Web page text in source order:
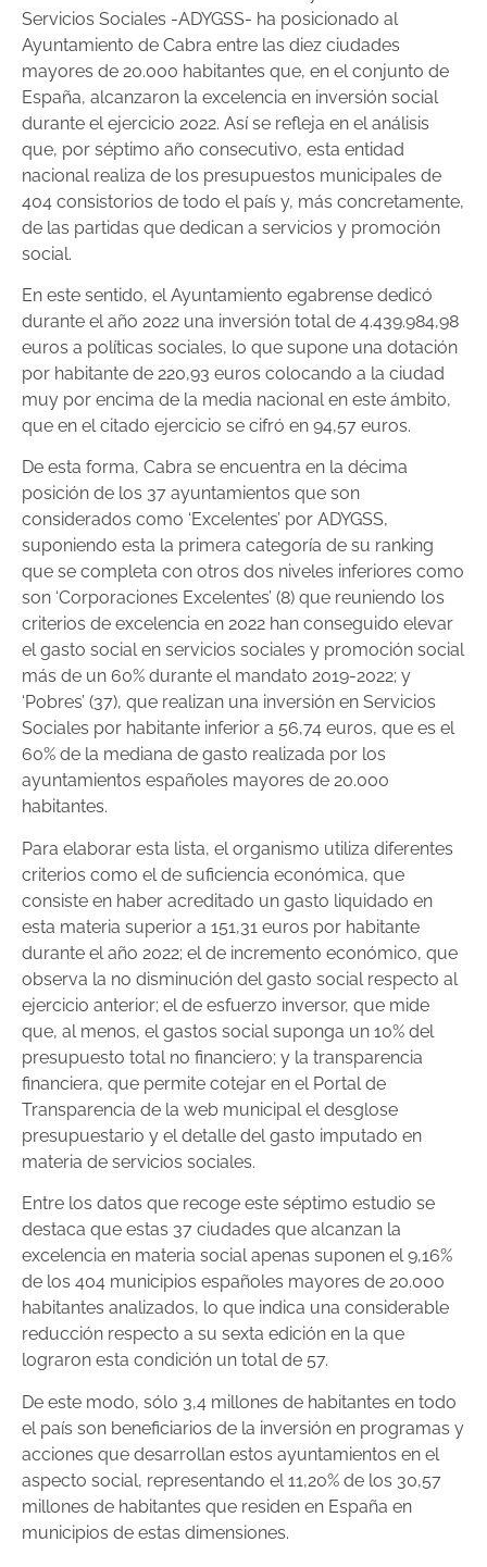
Servicios Sociales -ADYGSS- ha posicionado al
Ayuntamiento de Cabra entre las diez ciudades
mayores de 20.000 habitantes que, en el conjunto de
España, alcanzaron la excelencia en inversión social
durante el ejercicio 2022. Así se refleja en el análisis
que, por séptimo año consecutivo, esta entidad
nacional realiza de los presupuestos municipales de
404 consistorios de todo el país y, más concretamente,
de las partidas que dedican a servicios y promoción
social.
En este sentido, el Ayuntamiento egabrense dedicó
durante el año 2022 una inversión total de 4.439.984,98
euros a políticas sociales, lo que supone una dotación
por habitante de 220,93 euros colocando a la ciudad
muy por encima de la media nacional en este ámbito,
que en el citado ejercicio se cifró en 94,57 euros.
De esta forma, Cabra se encuentra en la décima
posición de los 37 ayuntamientos que son
considerados como ‘Excelentes’ por ADYGSS,
suponiendo esta la primera categoría de su ranking
que se completa con otros dos niveles inferiores como
son ‘Corporaciones Excelentes’ (8) que reuniendo los
criterios de excelencia en 2022 han conseguido elevar
el gasto social en servicios sociales y promoción social
más de un 60% durante el mandato 2019-2022; y
‘Pobres’ (37), que realizan una inversión en Servicios
Sociales por habitante inferior a 56,74 euros, que es el
60% de la mediana de gasto realizada por los
ayuntamientos españoles mayores de 20.000
habitantes.
Para elaborar esta lista, el organismo utiliza diferentes
criterios como el de suficiencia económica, que
consiste en haber acreditado un gasto liquidado en
esta materia superior a 151,31 euros por habitante
durante el año 2022; el de incremento económico, que
observa la no disminución del gasto social respecto al
ejercicio anterior; el de esfuerzo inversor, que mide
que, al menos, el gastos social suponga un 10% del
presupuesto total no financiero; y la transparencia
financiera, que permite cotejar en el Portal de
Transparencia de la web municipal el desglose
presupuestario y el detalle del gasto imputado en
materia de servicios sociales.
Entre los datos que recoge este séptimo estudio se
destaca que estas 37 ciudades que alcanzan la
excelencia en materia social apenas suponen el 9,16%
de los 404 municipios españoles mayores de 20.000
habitantes analizados, lo que indica una considerable
reducción respecto a su sexta edición en la que
lograron esta condición un total de 57.
De este modo, sólo 3,4 millones de habitantes en todo
el país son beneficiarios de la inversión en programas y
acciones que desarrollan estos ayuntamientos en el
aspecto social, representando el 11,20% de los 30,57
millones de habitantes que residen en España en
municipios de estas dimensiones.